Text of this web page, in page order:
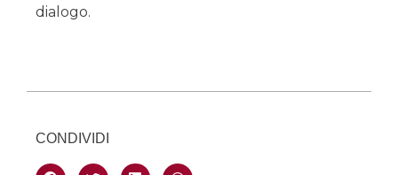
dialogo.
CONDIVIDI